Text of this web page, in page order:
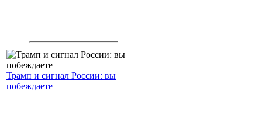
Трамп и сигнал России: вы
побеждаете